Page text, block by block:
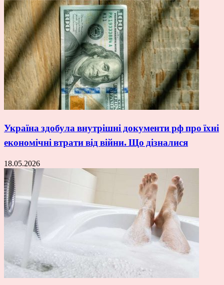
Україна здобула внутрішні документи рф про їхні
економічні втрати від війни. Що дізналися
18.05.2026